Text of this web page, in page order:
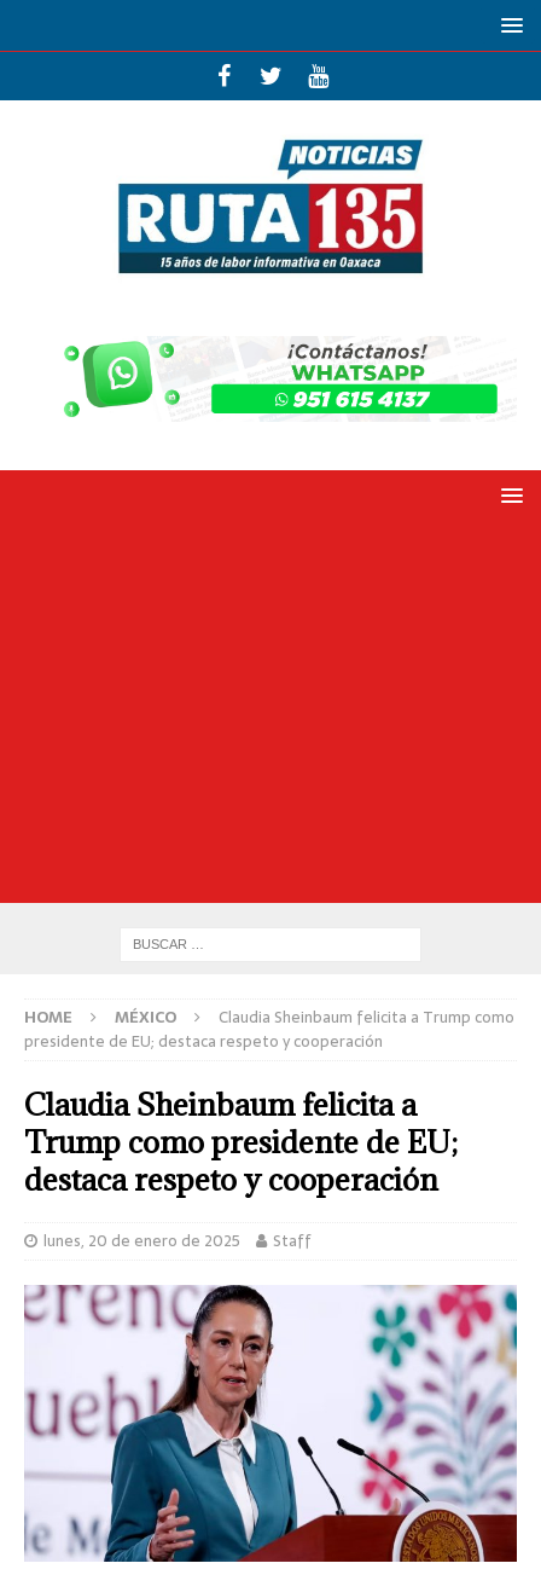
HOME MÉXICO
Claudia Sheinbaum felicita a Trump como
presidente de EU; destaca respeto y cooperación
Claudia Sheinbaum felicita a
Trump como presidente de EU;
destaca respeto y cooperación
lunes, 20 de enero de 2025 Staff